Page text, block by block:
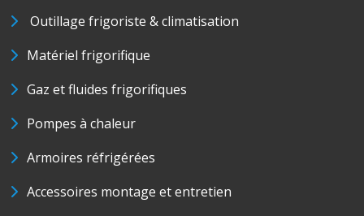
Outillage frigoriste & climatisation
Matériel frigorifique
Gaz et fluides frigorifiques
Pompes à chaleur
Armoires réfrigérées
Accessoires montage et entretien